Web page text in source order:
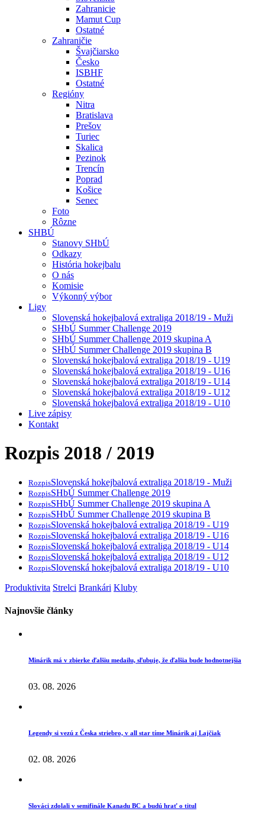
Zahranicie
Mamut Cup
Ostatné
Zahraničie
Švajčiarsko
Česko
ISBHF
Ostatné
Regióny
Nitra
Bratislava
Prešov
Turiec
Skalica
Pezinok
Trencín
Poprad
Košice
Senec
Foto
Rôzne
SHBÚ
Stanovy SHbÚ
Odkazy
História hokejbalu
O nás
Komisie
Výkonný výbor
Ligy
Slovenská hokejbalová extraliga 2018/19 - Muži
SHbÚ Summer Challenge 2019
SHbÚ Summer Challenge 2019 skupina A
SHbÚ Summer Challenge 2019 skupina B
Slovenská hokejbalová extraliga 2018/19 - U19
Slovenská hokejbalová extraliga 2018/19 - U16
Slovenská hokejbalová extraliga 2018/19 - U14
Slovenská hokejbalová extraliga 2018/19 - U12
Slovenská hokejbalová extraliga 2018/19 - U10
Live zápisy
Kontakt
Rozpis 2018 / 2019
RozpisSlovenská hokejbalová extraliga 2018/19 - Muži
RozpisSHbÚ Summer Challenge 2019
RozpisSHbÚ Summer Challenge 2019 skupina A
RozpisSHbÚ Summer Challenge 2019 skupina B
RozpisSlovenská hokejbalová extraliga 2018/19 - U19
RozpisSlovenská hokejbalová extraliga 2018/19 - U16
RozpisSlovenská hokejbalová extraliga 2018/19 - U14
RozpisSlovenská hokejbalová extraliga 2018/19 - U12
RozpisSlovenská hokejbalová extraliga 2018/19 - U10
Produktivita Strelci Brankári Kluby
Najnovšie články
Minárik má v zbierke ďalšiu medailu, sľubuje, že ďalšia bude hodnotnejšia
03. 08. 2026
Legendy si vezú z Česka striebro, v all star tíme Minárik aj Lajčiak
02. 08. 2026
Slováci zdolali v semifinále Kanadu BC a budú hrať o titul